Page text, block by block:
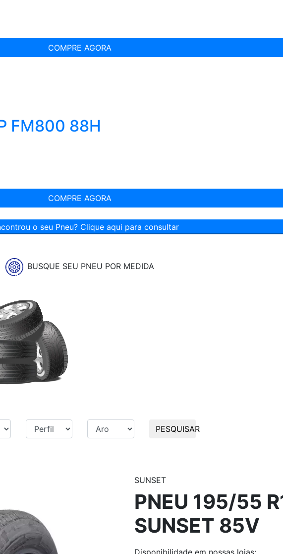
COMPRE AGORA
FM800 88H
COMPRE AGORA
Não encontrou o seu Pneu? Clique aqui para consultar
BUSQUE SEU PNEU POR MEDIDA
PESQUISAR
SUNSET
PNEU 195/55
SUNSET 85V